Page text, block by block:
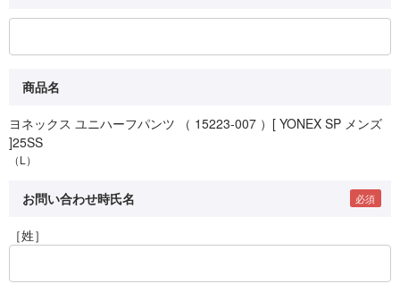
商品名
ヨネックス ユニハーフパンツ （ 15223-007 ）[ YONEX SP メンズ
]25SS
（L）
お問い合わせ時氏名
［姓］